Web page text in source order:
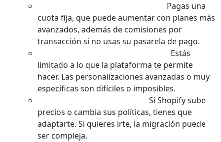
Pagas una
cuota fija, que puede aumentar con planes más
avanzados, además de comisiones por
transacción si no usas su pasarela de pago.
Estás
limitado a lo que la plataforma te permite
hacer. Las personalizaciones avanzadas o muy
específicas son difíciles o imposibles.
Si Shopify sube
precios o cambia sus políticas, tienes que
adaptarte. Si quieres irte, la migración puede
ser compleja.